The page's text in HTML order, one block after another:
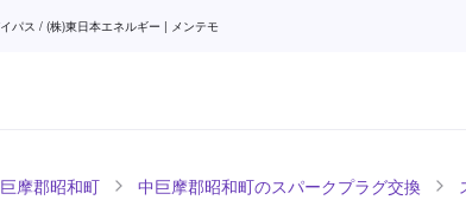
パス / (株)東日本エネルギー | メンテモ
摩郡昭和町 中巨摩郡昭和町のスパークプラグ交換